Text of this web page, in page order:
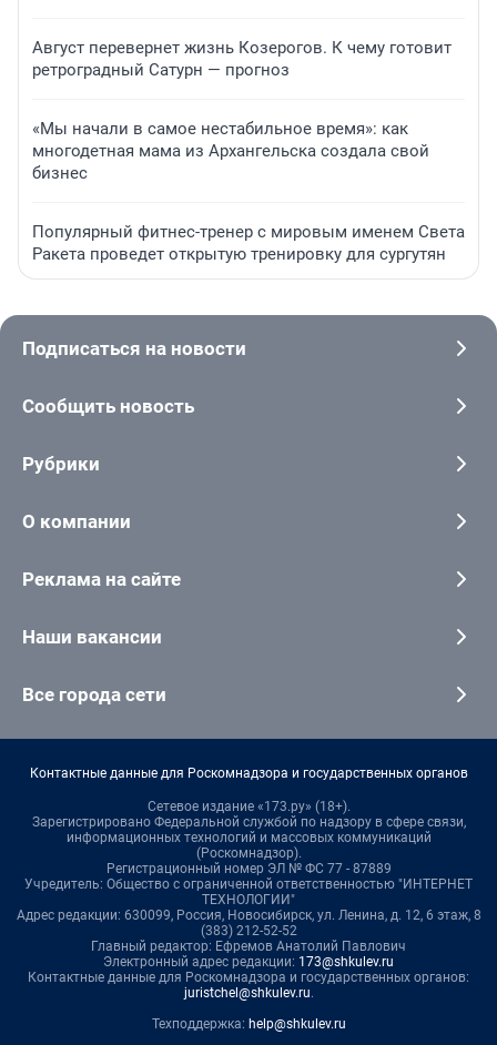
Август перевернет жизнь Козерогов. К чему готовит
ретроградный Сатурн — прогноз
«Мы начали в самое нестабильное время»: как
многодетная мама из Архангельска создала свой
бизнес
Популярный фитнес-тренер с мировым именем Света
Ракета проведет открытую тренировку для сургутян
Подписаться на новости
Сообщить новость
Рубрики
О компании
Реклама на сайте
Наши вакансии
Все города сети
Контактные данные для Роскомнадзора и государственных органов
Сетевое издание «173.ру» (18+).
Зарегистрировано Федеральной службой по надзору в сфере связи,
информационных технологий и массовых коммуникаций
(Роскомнадзор).
Регистрационный номер ЭЛ № ФС 77 - 87889
Учредитель: Общество с ограниченной ответственностью "ИНТЕРНЕТ
ТЕХНОЛОГИИ"
Адрес редакции: 630099, Россия, Новосибирск, ул. Ленина, д. 12, 6 этаж, 8
(383) 212-52-52
Главный редактор: Ефремов Анатолий Павлович
Электронный адрес редакции: 173@shkulev.ru
Контактные данные для Роскомнадзора и государственных органов:
juristchel@shkulev.ru.
Техподдержка: help@shkulev.ru